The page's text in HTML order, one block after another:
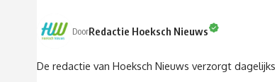
DoorRedactie Hoeksch Nieuws
De redactie van Hoeksch Nieuws verzorgt